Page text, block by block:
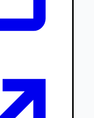
stroje